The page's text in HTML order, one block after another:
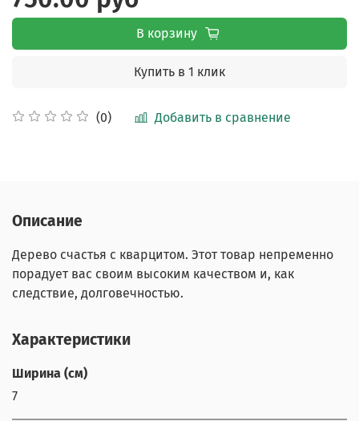
(0) Добавить в сравнение
В корзину
Купить в 1 клик
Описание
Дерево счастья с кварцитом. Этот товар непременно
порадует вас своим высоким качеством и, как
следствие, долговечностью.
Характеристики
Ширина (см)
7